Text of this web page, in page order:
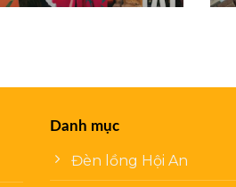
Danh mục
Đèn lồng Hội An